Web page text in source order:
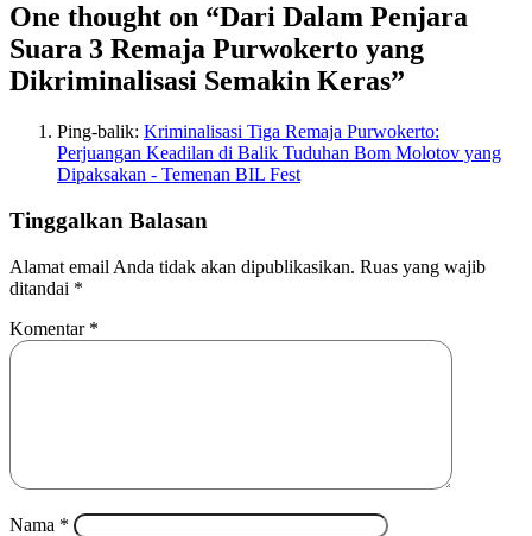
One thought on “Dari Dalam Penjara
Suara 3 Remaja Purwokerto yang
Dikriminalisasi Semakin Keras”
Ping-balik: Kriminalisasi Tiga Remaja Purwokerto:
Perjuangan Keadilan di Balik Tuduhan Bom Molotov yang
Dipaksakan - Temenan BIL Fest
Tinggalkan Balasan
Alamat email Anda tidak akan dipublikasikan. Ruas yang wajib
ditandai *
Komentar *
Nama *